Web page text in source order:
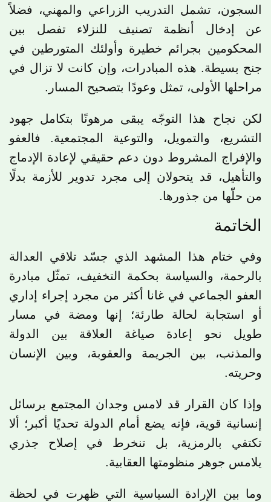
السجون، تشمل التدريب الزراعي والمهني، فضلاً
عن إدخال أنظمة تصنيف للنزلاء تفصل بين
المحكومين بجرائم خطيرة وأولئك المتورطين في
جنح بسيطة. هذه المبادرات، وإن كانت لا تزال في
مراحلها الأولى، تمثل وعودًا بتصحيح المسار.
لكن نجاح هذا التوجّه يبقى مرهونًا بتكامل جهود
التشريع، والتمويل، والتوعية المجتمعية. فالعفو
والإفراج المشروط دون دعم حقيقي لإعادة الإدماج
والتأهيل، قد يتحولان إلى مجرد تدوير للأزمة بدلًا
من حلّها من جذورها.
الخاتمة
وفي ختام هذا المشهد الذي جسّد تلاقي العدالة
بالرحمة، والسياسة بحكمة التخفيف، تمثّل مبادرة
العفو الجماعي في غانا أكثر من مجرد إجراء إداري
أو استجابة لحالة طارئة؛ إنها ومضة في مسار
طويل نحو إعادة صياغة العلاقة بين الدولة
والمذنب، بين الجريمة والعقوبة، وبين الإنسان
وحريته.
وإذا كان القرار قد لامس وجدان المجتمع برسائل
إنسانية قوية، فإنه يضع أمام الدولة تحديًا أكبر؛ ألا
تكتفي بالرمزية، بل تنخرط في إصلاح جذري
يلامس جوهر منظومتها العقابية.
وما بين الإرادة السياسية التي ظهرت في لحظة